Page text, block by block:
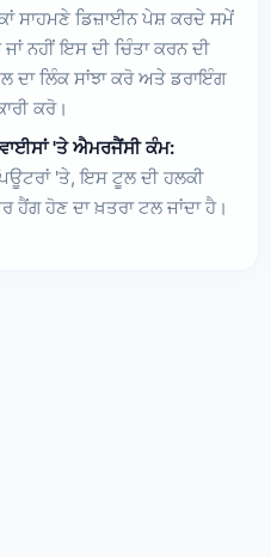
ਸਾਹਮਣੇ ਡਿਜ਼ਾਈਨ ਪੇਸ਼ ਕਰਦੇ ਸਮੇਂ
ਨਹੀਂ ਇਸ ਦੀ ਚਿੰਤਾ ਕਰਨ ਦੀ
ਦਾ ਲਿੰਕ ਸਾਂਝਾ ਕਰੋ ਅਤੇ ਡਰਾਇੰਗ
ਕਰੋ।
'ਤੇ ਐਮਰਜੈਂਸੀ ਕੰਮ:
'ਤੇ, ਇਸ ਟੂਲ ਦੀ ਹਲਕੀ
ਹੈਂਗ ਹੋਣ ਦਾ ਖ਼ਤਰਾ ਟਲ ਜਾਂਦਾ ਹੈ।